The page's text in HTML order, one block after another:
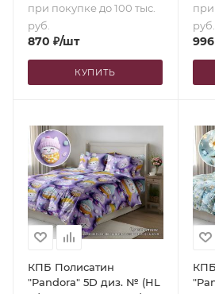
при покупке до 100 тыс.
руб.
870 ₽/шт
КУПИТЬ
при
руб.
996
КПБ Полисатин
"Pandora" 5D диз. № (HL